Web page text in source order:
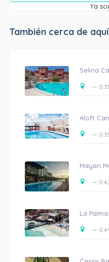
Ya
También cerca de aquí
Selina
—
Aloft
—
Mayan
—
La
—